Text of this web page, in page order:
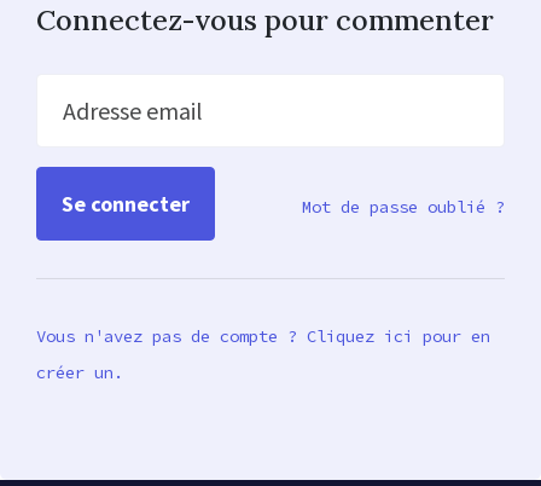
Connectez-vous pour commenter
Adresse email
Mot de passe oublié ?
Vous n'avez pas de compte ? Cliquez ici pour en
créer un.